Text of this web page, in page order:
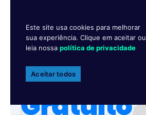
Este site usa cookies para melhorar
sua experiência. Clique em aceitar ou
leia nossa política de privacidade
Aceitar todos